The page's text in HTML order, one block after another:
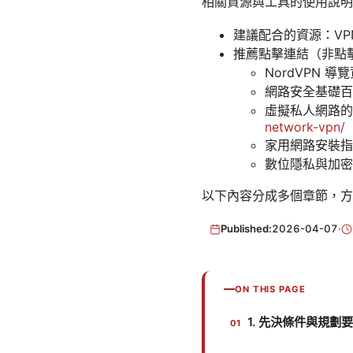
建議配合的資源：
推薦點擊連結（非點
NordVPN 導
網路安全基礎
虛擬私人網路
network-vpn/
家用網路安裝
數位隱私與加
以下內容分成多個章節，
Published:2026-04-07·
ON THIS PAGE
1. 先決條件與規劃